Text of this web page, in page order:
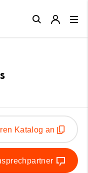
Katalog an
Close